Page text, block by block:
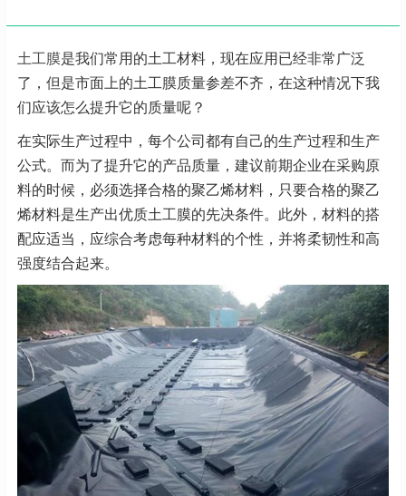
土工膜是我们常用的土工材料，现在应用已经非常广泛
了，但是市面上的土工膜质量参差不齐，在这种情况下我
们应该怎么提升它的质量呢？
在实际生产过程中，每个公司都有自己的生产过程和生产
公式。而为了提升它的产品质量，建议前期企业在采购原
料的时候，必须选择合格的聚乙烯材料，只要合格的聚乙
烯材料是生产出优质土工膜的先决条件。此外，材料的搭
配应适当，应综合考虑每种材料的个性，并将柔韧性和高
强度结合起来。